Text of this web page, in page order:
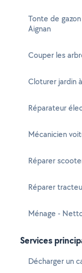
Tonte de
Aignan
Couper les
Cloturer jardin
Réparateur
Mécanicien
Réparer
Réparer
Ménage -
Services
Décharger un